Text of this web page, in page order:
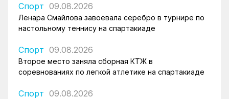
Спорт 09.08.2026
Ленара Смайлова завоевала серебро в турнире по
настольному теннису на спартакиаде
Спорт 09.08.2026
Второе место заняла сборная КТЖ в
соревнованиях по легкой атлетике на спартакиаде
Спорт 09.08.2026